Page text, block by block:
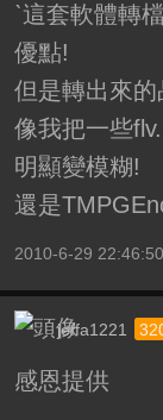
ˋ這套軟體轉
優點!
但是轉出來
像我把一些
明顯變模糊!
還是
2010-6-29 22:46:50
jeffa1221
感恩提供